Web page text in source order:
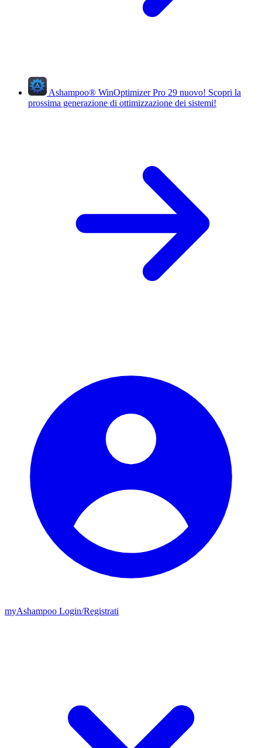
Ashampoo® WinOptimizer Pro 29 nuovo! Scopri la
prossima generazione di ottimizzazione dei sistemi!
myAshampoo Login/Registrati